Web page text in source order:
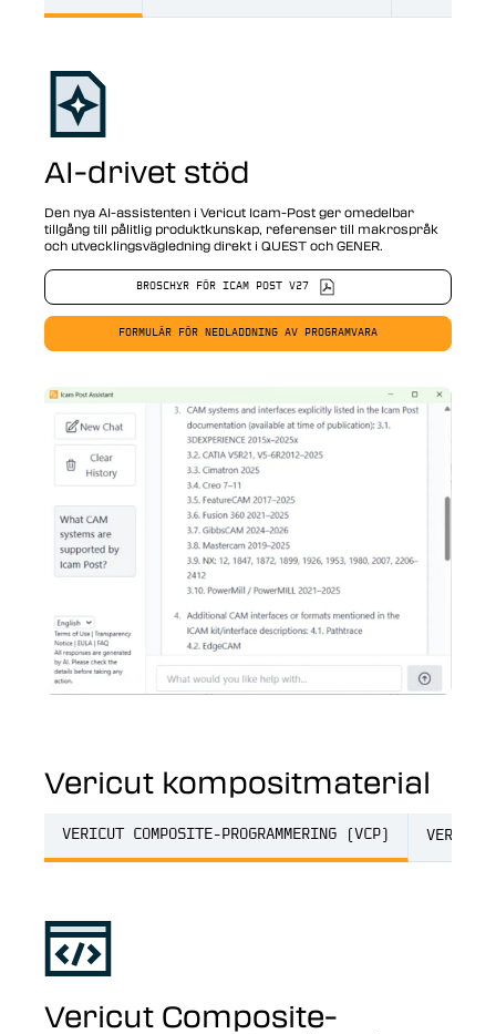
AI-drivet stöd
Den nya AI-assistenten i Vericut Icam-Post ger omedelbar
tillgång till pålitlig produktkunskap, referenser till makrospråk
och utvecklingsvägledning direkt i QUEST och GENER.
BROSCHYR FÖR ICAM POST V27
FORMULÄR FÖR NEDLADDNING AV PROGRAMVARA
Vericut kompositmaterial
VERICUT COMPOSITE-PROGRAMMERING (VCP) VERICUT
Vericut Composite-